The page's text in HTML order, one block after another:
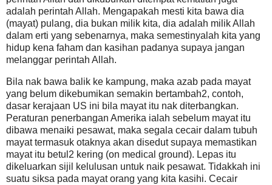
adalah perintah Allah. Mengapakah mesti kita bawa dia
(mayat) pulang, dia bukan milik kita, dia adalah milik Allah
dalam erti yang sebenarnya, maka semestinyalah kita yang
hidup kena faham dan kasihan padanya supaya jangan
melanggar perintah Allah.
Bila nak bawa balik ke kampung, maka azab pada mayat
yang belum dikebumikan semakin bertambah2, contoh,
dasar kerajaan US ini bila mayat itu nak diterbangkan.
Peraturan penerbangan Amerika ialah sebelum mayat itu
dibawa menaiki pesawat, maka segala cecair dalam tubuh
mayat termasuk otaknya akan disedut supaya memastikan
mayat itu betul2 kering (on medical ground). Lepas itu
dikeluarkan sijil kelulusan untuk naik pesawat. Tidakkah ini
suatu siksa pada mayat orang yang kita kasihi. Cecair